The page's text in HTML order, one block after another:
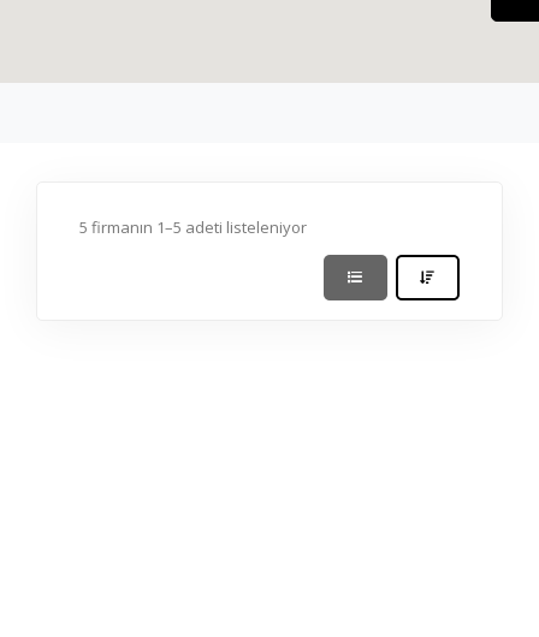
5 firmanın 1–5 adeti listeleniyor